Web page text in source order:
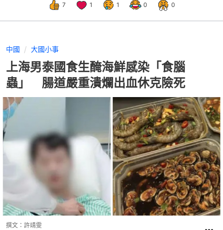
7 1 1 0 0
中國 大國小事
上海男泰國食生醃海鮮感染「食腦
蟲」 腸道嚴重潰爛出血休克險死
撰文： 許靖雯